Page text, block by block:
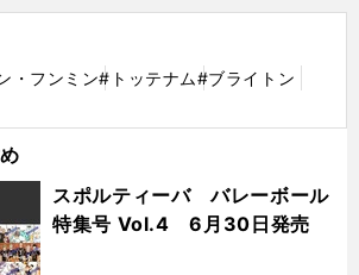
・フンミン#トッテナム#ブライトン
スポルティーバ バレーボール
特集号 Vol.4 6月30日発売